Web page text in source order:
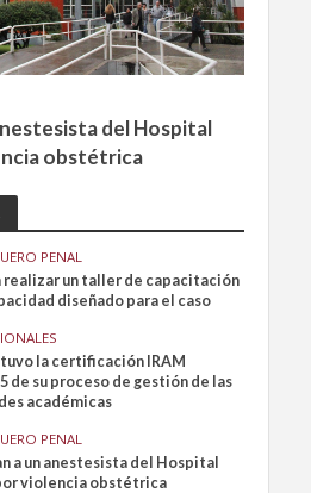
del Hospital
obstétrica
PENAL
realizar un taller de capacitación
diseñado para el caso
la certificación IRAM
de su proceso de gestión de las
académicas
PENAL
a un anestesista del Hospital
violencia obstétrica